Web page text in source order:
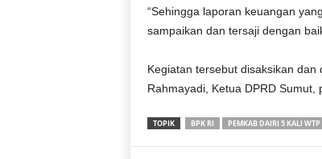
“Sehingga laporan keuangan
sampaikan dan tersaji dengan
Kegiatan tersebut disaksikan
Rahmayadi, Ketua DPRD
TOPIK BPK RI PEMKAB DAIRI 5 KALI WTP